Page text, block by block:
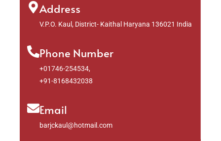
Address
V.P.O. Kaul, District- Kaithal Haryana 136021 India
Phone Number
+01746-254534,
+91-8168432038
Email
barjckaul@hotmail.com